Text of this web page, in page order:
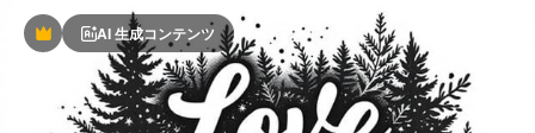
PremiumAI 生成コンテンツ